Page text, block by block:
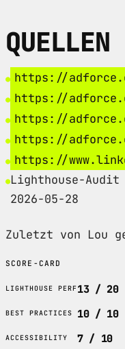
https://
https://
https://
https://
https://
Lighthouse-
2026-05-28
Zuletzt von Lou
SCORE-CARD
LIGHTHOUSE PERF13 / 20
BEST PRACTICES 10 / 10
ACCESSIBILITY 7 / 10